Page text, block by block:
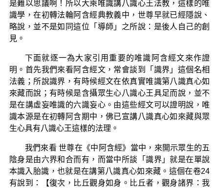
是難以思議啊！所以大乘唯識講八識心王法教，這樣的唯
識學，在初轉法輪阿含經典教義中，世尊早就已經隱說、
略說，並不是如同這位「導師」之所說：是後人自己的創
見。
下面就逐一為大家引用重要的唯識阿含經文來作證
明。首先我們來看阿含經文，常會談到「識界」這個名相
法義；所說識界，有時候經文在依真實唯識第八識真心如
來藏而說；有時候是含攝眾生心八識心王具足而說，並不
是在講虛妄唯識的六識妄心。由這些經文可以證明說，唯
識本源是在初轉阿含期中，佛已宣講八識真心如來藏與眾
生心具有八識心王這樣的法理。
我們來看 世尊在《中阿含經》當中，來開示眾生的五
陰身是由六界和合而有，而當中所談「識界」就是在單說
本識入胎識，也就是在講第八識真心如來藏。這個在卷24
有說到：【復次，比丘觀身如身。比丘者，觀身諸界：我